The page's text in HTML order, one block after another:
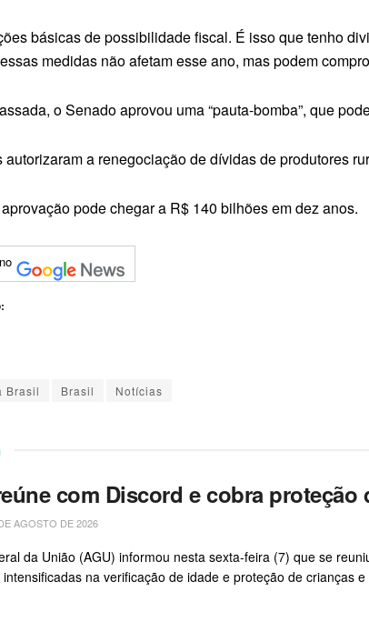
básicas de possibilidade fiscal. É isso que tenho
medidas não afetam esse ano, mas podem
o Senado aprovou uma “pauta-bomba”, que
autorizaram a renegociação de dívidas de produtores
pode chegar a R$ 140 bilhões em dez anos.
Brasil Brasil Notícias
com Discord e cobra
AGOSTO DE 2026
da União (AGU) informou nesta sexta-feira (7) que se
na verificação de idade e proteção de crianças